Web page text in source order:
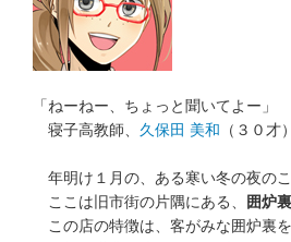
「ねーねー、ちょっと聞いてよー」
寝子高教師、 久保田 美和 （３０才
年明け１月の、ある寒い冬の夜のこ
ここは旧市街の片隅にある、
囲炉
この店の特徴は、客がみな囲炉裏